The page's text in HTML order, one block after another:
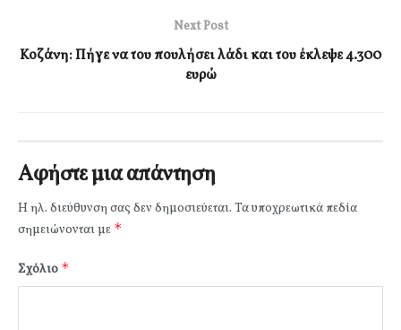
Next Post
Κοζάνη: Πήγε να του πουλήσει λάδι και του έκλεψε 4.300
ευρώ
Αφήστε μια απάντηση
Η ηλ. διεύθυνση σας δεν δημοσιεύεται. Τα υποχρεωτικά πεδία
σημειώνονται με *
Σχόλιο *